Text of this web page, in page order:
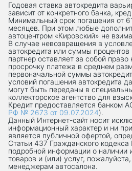
Годовая ставка автокредита
зависит от конкретного банка,
Минимальный срок погашения от
месяцев. При этом любые
автоцентром «Кировский» не
В случае невозвращения в
автокредита или суммы процентов
партнер оставляет за собой
просрочку платежа в среднем
первоначальной суммы
условий погашения автокредита
могут быть переданы в
коллекторское агентство для
Кредит предоставляется банком
РФ № 2673 от 09.07.2024).
Данный Интернет-сaйт носит
информационный характер и ни
является публичной офертой,
Статьи 437 Гражданского
подробной информации о наличии
товаров и (или) услуг,
менеджерам автосалона.